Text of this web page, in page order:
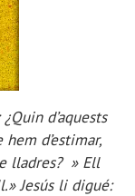
d’aquests
d’estimar,
lladres? » Ell
Jesús li digué: